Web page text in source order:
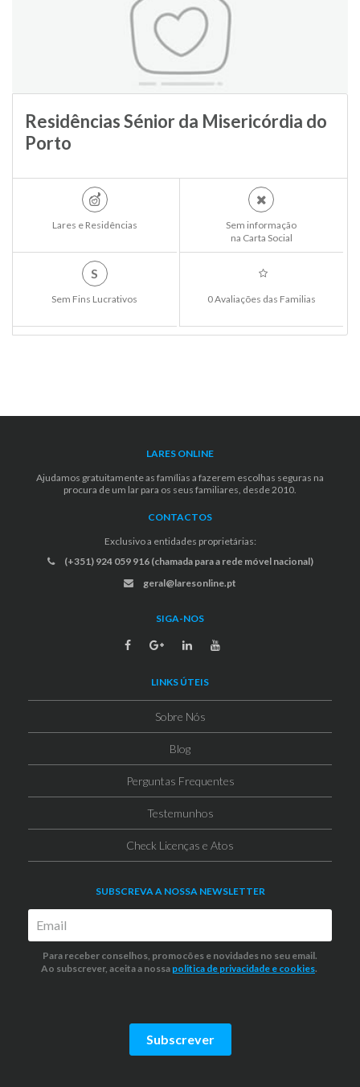
Residências Sénior da Misericórdia do
Porto
Lares e Residências
Sem informação
na Carta Social
S
Sem Fins Lucrativos 0 Avaliações das Familias
LARES ONLINE
Ajudamos gratuitamente as famílias a fazerem escolhas seguras na
procura de um lar para os seus familiares, desde 2010.
CONTACTOS
Exclusivo a entidades proprietárias:
(+351) 924 059 916 (chamada para a rede móvel nacional)
geral@laresonline.pt
SIGA-NOS
LINKS ÚTEIS
Sobre Nós
Blog
Perguntas Frequentes
Testemunhos
Check Licenças e Atos
SUBSCREVA A NOSSA NEWSLETTER
Para receber conselhos, promocões e novidades no seu email.
Ao subscrever, aceita a nossa politica de privacidade e cookies.
Subscrever